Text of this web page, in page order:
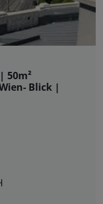
50m²
Blick |